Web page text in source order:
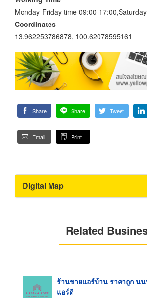
Monday-Friday time 09:00-
Coordinates
13.962253786878, 100.62078595161
Share Share Tweet
Email Print
Digital Map
Related
ร้านขายแอร์บ้าน ราคาถูก น
แอร์ดี